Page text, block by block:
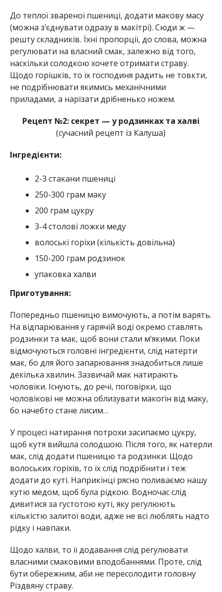
До теплої звареної пшениці, додати макову масу
(можна з’єднувати одразу в макітрі). Сюди ж —
решту складників. Їхні пропорції, до слова, можна
регулювати на власний смак, залежно від того,
наскільки солодкою хочете отримати страву.
Щодо горішків, то їх господиня радить не товкти,
не подрібнювати якимись механічними
приладами, а нарізати дрібненько ножем.
Рецепт №2: секрет — у родзинках та халві
(сучасний рецепт із Калуша)
Інгредієнти:
2-3 стакани пшениці
250-300 грам маку
200 грам цукру
3-4 столові ложки меду
волоські горіхи (кількість довільна)
150-200 грам родзинок
упаковка халви
Приготування:
Попередньо пшеницю вимочують, а потім варять.
На відпарювання у гарячій воді окремо ставлять
родзинки та мак, щоб вони стали м’якими. Поки
відмочуються головні інгредієнти, слід натерти
мак, бо для його запарювання знадобиться лише
декілька хвилин. Зазвичай мак натирають
чоловіки. Існують, до речі, поговірки, що
чоловікові не можна облизувати макогін від маку,
бо начебто стане лисим…
У процесі натирання потрохи засипаємо цукру,
щоб кутя вийшла солодшою. Після того, як натерли
мак, слід додати пшеницю та родзинки. Щодо
волоських горіхів, то їх слід подрібнити і теж
додати до куті. Наприкінці рясно поливаємо нашу
кутю медом, щоб була рідкою. Водночас слід
дивитися за густотою куті, яку регулюють
кількістю залитої води, адже не всі люблять надто
рідку і навпаки.
Щодо халви, то її додавання слід регулювати
власними смаковими вподобаннями. Проте, слід
бути обережним, аби не пересолодити головну
Різдвяну страву.